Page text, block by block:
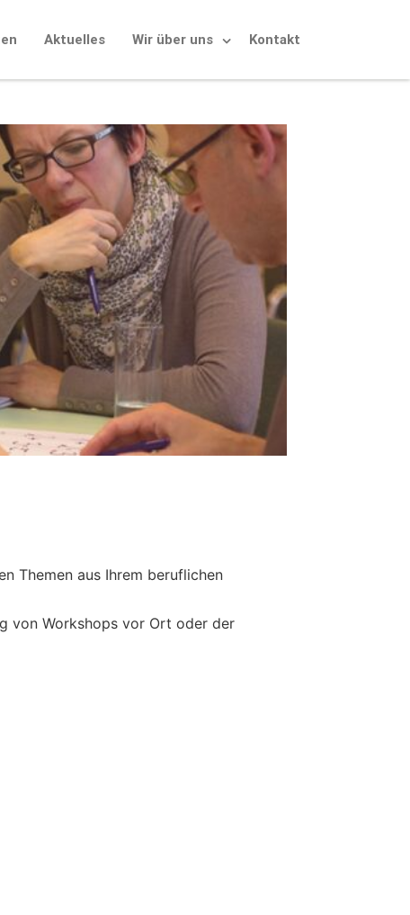
Aktuelles Wir über uns Kontakt
Themen aus Ihrem beruflichen
von Workshops vor Ort oder der